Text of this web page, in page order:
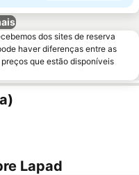
dos sites de reserva
haver diferenças entre as
que estão disponíveis
Lapad